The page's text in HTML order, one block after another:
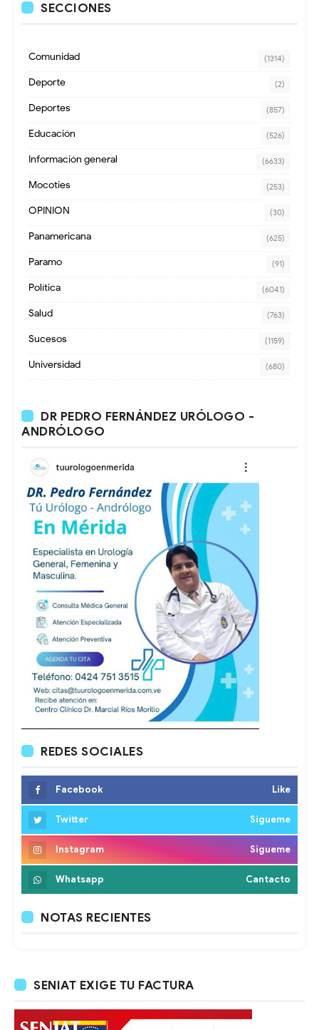
SECCIONES
Comunidad (1314)
Deporte (2)
Deportes (857)
Educación (526)
Información general (6633)
Mocoties (253)
OPINION (30)
Panamericana (625)
Paramo (91)
Política (6041)
Salud (763)
Sucesos (1159)
Universidad (680)
DR PEDRO FERNÁNDEZ URÓLOGO -
ANDRÓLOGO
REDES SOCIALES
Facebook Like
Twitter Sigueme
Instagram Sigueme
Whatsapp Cantacto
NOTAS RECIENTES
SENIAT EXIGE TU FACTURA